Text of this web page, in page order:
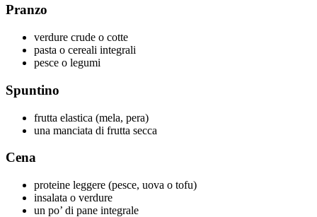
Pranzo
verdure crude o cotte
pasta o cereali integrali
pesce o legumi
Spuntino
frutta elastica (mela, pera)
una manciata di frutta secca
Cena
proteine leggere (pesce, uova o tofu)
insalata o verdure
un po’ di pane integrale